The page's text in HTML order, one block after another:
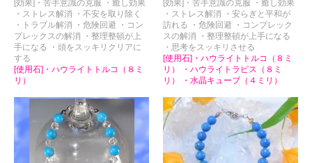
[効果]・苦手意識の克服 ・癒し効果
・ストレス解消 ・不安を取り除く
・トラブル解消 ・危険回避 ・コン
プレックスの解消 ・整理整頓が上
手になる ・頭をスッキリクリアに
する
[使用石]・ハウライトトルコ（８ミ
リ）
[効果]・苦手意識の克服 ・癒し効果
・ストレス解消 ・安らぎと平和が
訪れる ・危険回避 ・コンプレック
スの解消 ・整理整頓が上手になる
・思考をスッキリさせる
[使用石]・ハウライトトルコ（８ミ
リ） ・ハウライトラピス（８ミ
リ） ・水晶キューブ（４ミリ）